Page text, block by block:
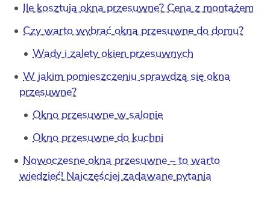
Ile kosztują okna przesuwne? Cena z montażem
Czy warto wybrać okna przesuwne do domu?
Wady i zalety okien przesuwnych
W jakim pomieszczeniu sprawdzą się okna
przesuwne?
Okno przesuwne w salonie
Okno przesuwne do kuchni
Nowoczesne okna przesuwne – to warto
wiedzieć! Najczęściej zadawane pytania